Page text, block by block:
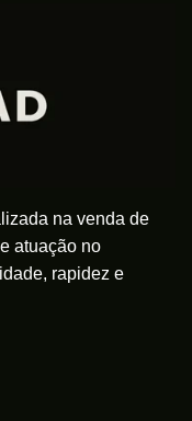
na venda de
atuação no
rapidez e